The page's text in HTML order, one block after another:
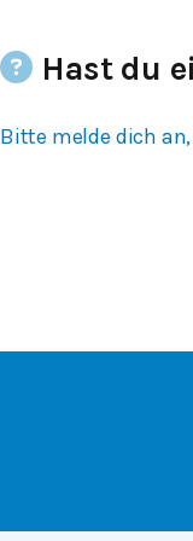
Hast du
Bitte melde dich an,